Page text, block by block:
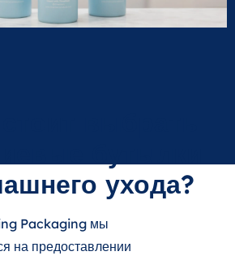
ухода?
Packaging мы
на предоставлении